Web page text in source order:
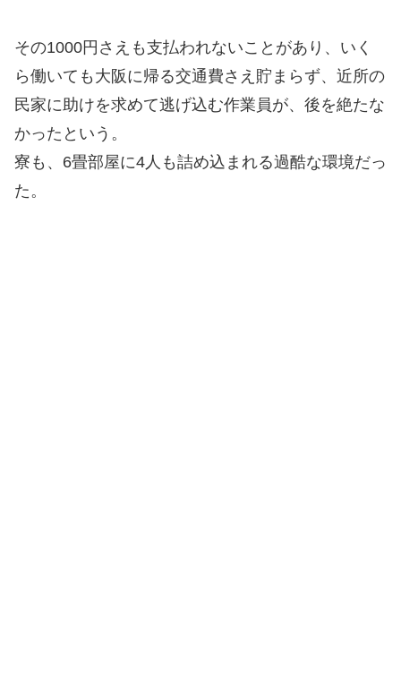
その1000円さえも支払われないことがあり、いく
ら働いても大阪に帰る交通費さえ貯まらず、近所の
民家に助けを求めて逃げ込む作業員が、後を絶たな
かったという。
寮も、6畳部屋に4人も詰め込まれる過酷な環境だっ
た。